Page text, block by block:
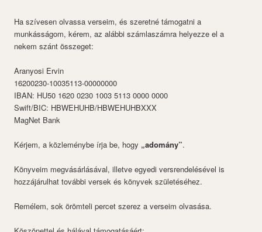
Ha szívesen olvassa verseim, és szeretné támogatni a
munkásságom, kérem, az alábbi számlaszámra helyezze el a
nekem szánt összeget:
Aranyosi Ervin
16200230-10035113-00000000
IBAN: HU50 1620 0230 1003 5113 0000 0000
Swift/BIC: HBWEHUHB/HBWEHUHBXXX
MagNet Bank
Kérjem, a közleménybe írja be, hogy „adomány”.
Könyveim megvásárlásával, illetve egyedi versrendelésével is
hozzájárulhat további versek és könyvek születéséhez.
Remélem, sok örömteli percet szerez a verseim olvasása.